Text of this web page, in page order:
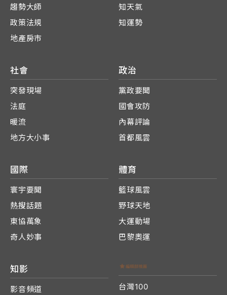
趨勢大師
政策法規
地產房市
知天氣
知運勢
社會
突發現場
法庭
暖流
地方大小事
政治
黨政要聞
國會攻防
內幕評論
首都風雲
國際
寰宇要聞
熱搜話題
東協萬象
奇人妙事
體育
籃球風雲
野球天地
大運動場
巴黎奧運
知影
影音頻道
台灣100